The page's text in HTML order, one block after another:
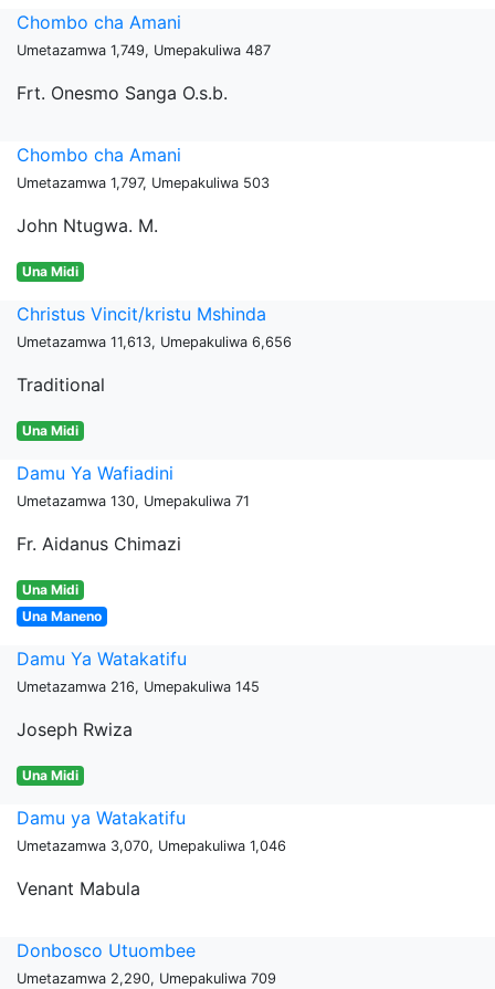
Chombo cha Amani
Umetazamwa 1,749, Umepakuliwa 487
Frt. Onesmo Sanga O.s.b.
Chombo cha Amani
Umetazamwa 1,797, Umepakuliwa 503
John Ntugwa. M.
Una Midi
Christus Vincit/kristu Mshinda
Umetazamwa 11,613, Umepakuliwa 6,656
Traditional
Una Midi
Damu Ya Wafiadini
Umetazamwa 130, Umepakuliwa 71
Fr. Aidanus Chimazi
Una Midi
Una Maneno
Damu Ya Watakatifu
Umetazamwa 216, Umepakuliwa 145
Joseph Rwiza
Una Midi
Damu ya Watakatifu
Umetazamwa 3,070, Umepakuliwa 1,046
Venant Mabula
Donbosco Utuombee
Umetazamwa 2,290, Umepakuliwa 709